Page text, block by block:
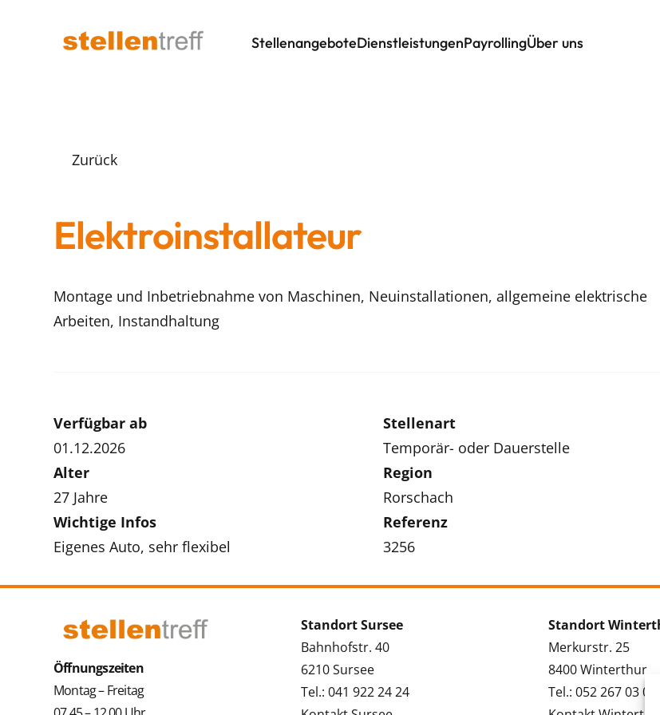
StellenangeboteDienstleistungenPayrollingÜber uns
Zurück
Elektroinstallateur
Montage und Inbetriebnahme von Maschinen, Neuinstallationen, allgemeine elektrische
Arbeiten, Instandhaltung
Verfügbar ab
01.12.2026
Stellenart
Temporär- oder Dauerstelle
Alter
27 Jahre
Region
Rorschach
Wichtige Infos
Eigenes Auto, sehr flexibel
Referenz
3256
Öffnungszeiten
Montag – Freitag
Standort Sursee
Bahnhofstr. 40
6210 Sursee
Tel.: 041 922 24 24
Standort
Merkurstr. 25
8400 Winterthur
Tel.: 052 267 03 03